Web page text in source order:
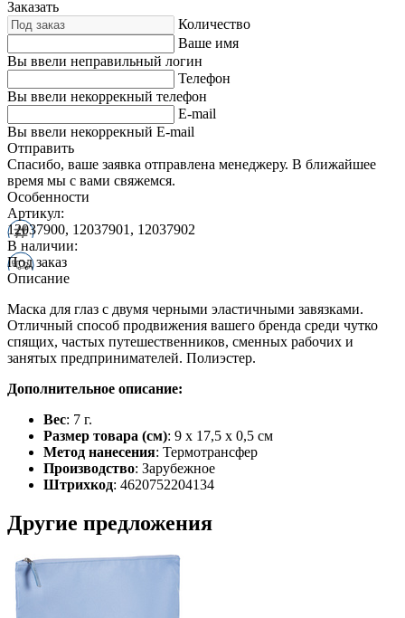
Заказать
Количество
Ваше имя
Вы ввели неправильный логин
Телефон
Вы ввели некоррекный телефон
E-mail
Вы ввели некоррекный E-mail
Отправить
Спасибо, ваше заявка отправлена менеджеру. В ближайшее
время мы с вами свяжемся.
Особенности
Артикул:
12037900, 12037901, 12037902
В наличии:
Под заказ
Описание
Маска для глаз с двумя черными эластичными завязками.
Отличный способ продвижения вашего бренда среди чутко
спящих, частых путешественников, сменных рабочих и
занятых предпринимателей. Полиэстер.
Дополнительное описание:
Вес: 7 г.
Размер товара (см): 9 х 17,5 х 0,5 см
Метод нанесения: Термотрансфер
Производство: Зарубежное
Штрихкод: 4620752204134
Другие предложения